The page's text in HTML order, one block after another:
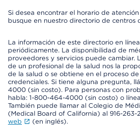
Si desea encontrar el horario de
busque en nuestro directorio de centros
La información de este directorio en
periódicamente. La disponibilidad de
proveedores y servicios puede cambiar.
de un profesional de la salud nos la
de la salud o se obtiene en el proceso
credenciales. Si tiene alguna pregunta,
4000 (sin costo). Para personas con
habla: 1-800-464-4000 (sin costo) o
También puede llamar al Colegio de
(Medical Board of California) al 916-263-
web
(en inglés).